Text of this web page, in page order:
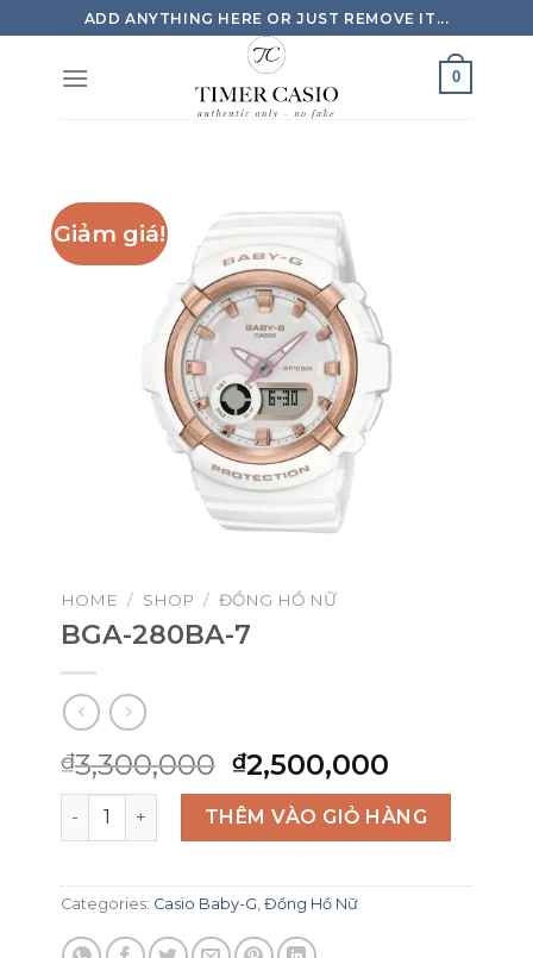
to
content
ADD ANYTHING HERE OR JUST REMOVE IT...
0
Giảm giá!
HOME / SHOP / ĐỒNG HỒ NỮ
BGA-280BA-7
₫3,300,000 Original
price
was:
₫3,300,000.
₫2,500,000
price
is:
BGA-280BA-7 quantityTHÊM VÀO GIỎ HÀNG
Categories: Casio Baby-G Đồng Hồ Nữ